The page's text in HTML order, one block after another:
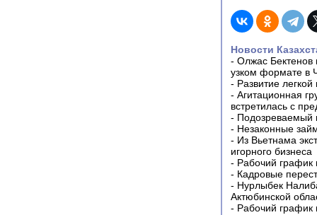
Новости
- Олжас Бектенов
узком формате в
- Развитие
- Агитационная
встретилась с
- Подозреваемый
- Незаконные
- Из Вьетнама
игорного бизнеса
- Рабочий график
- Кадровые
- Нурлыбек
Актюбинской
- Рабочий график